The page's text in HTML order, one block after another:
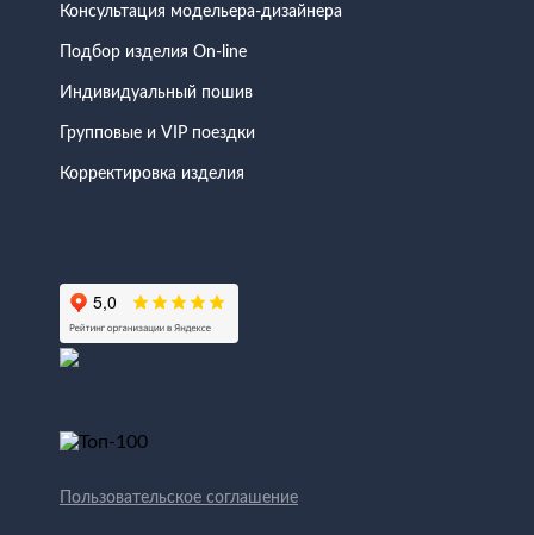
Консультация модельера-дизайнера
Подбор изделия On-line
Индивидуальный пошив
Групповые и VIP поездки
Корректировка изделия
Пользовательское соглашение